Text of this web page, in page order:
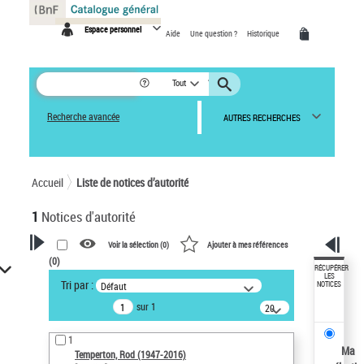
Espace personnel Aide Une question ? Historique
Tout
Recherche avancée AUTRES RECHERCHES
Accueil Liste de notices d’autorité
1 Notices d'autorité
VOTRE RECHERCHE
Recherche avancée dans les
notices d’autorité
Œuvres liées à l'auteur :
Temperton, Rod (1947-2016)
Voir la sélection (0) Ajouter à mes références
(0)
Tri par : Défaut
sur 1
20
résultats/page
1
Temperton, Rod (1947-2016)
RÉCUPÉRER
LES
NOTICES
Ma
Panneau de gestion des cookies